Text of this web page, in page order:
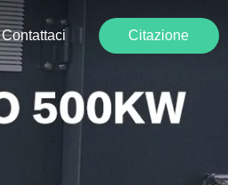
Contattaci Citazione